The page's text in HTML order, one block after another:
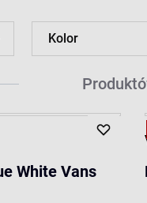
Kolor
White Vans